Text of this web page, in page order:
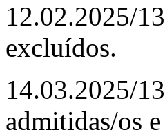
12.02.2025/
excluídos.
14.03.2025/
admitidas/os